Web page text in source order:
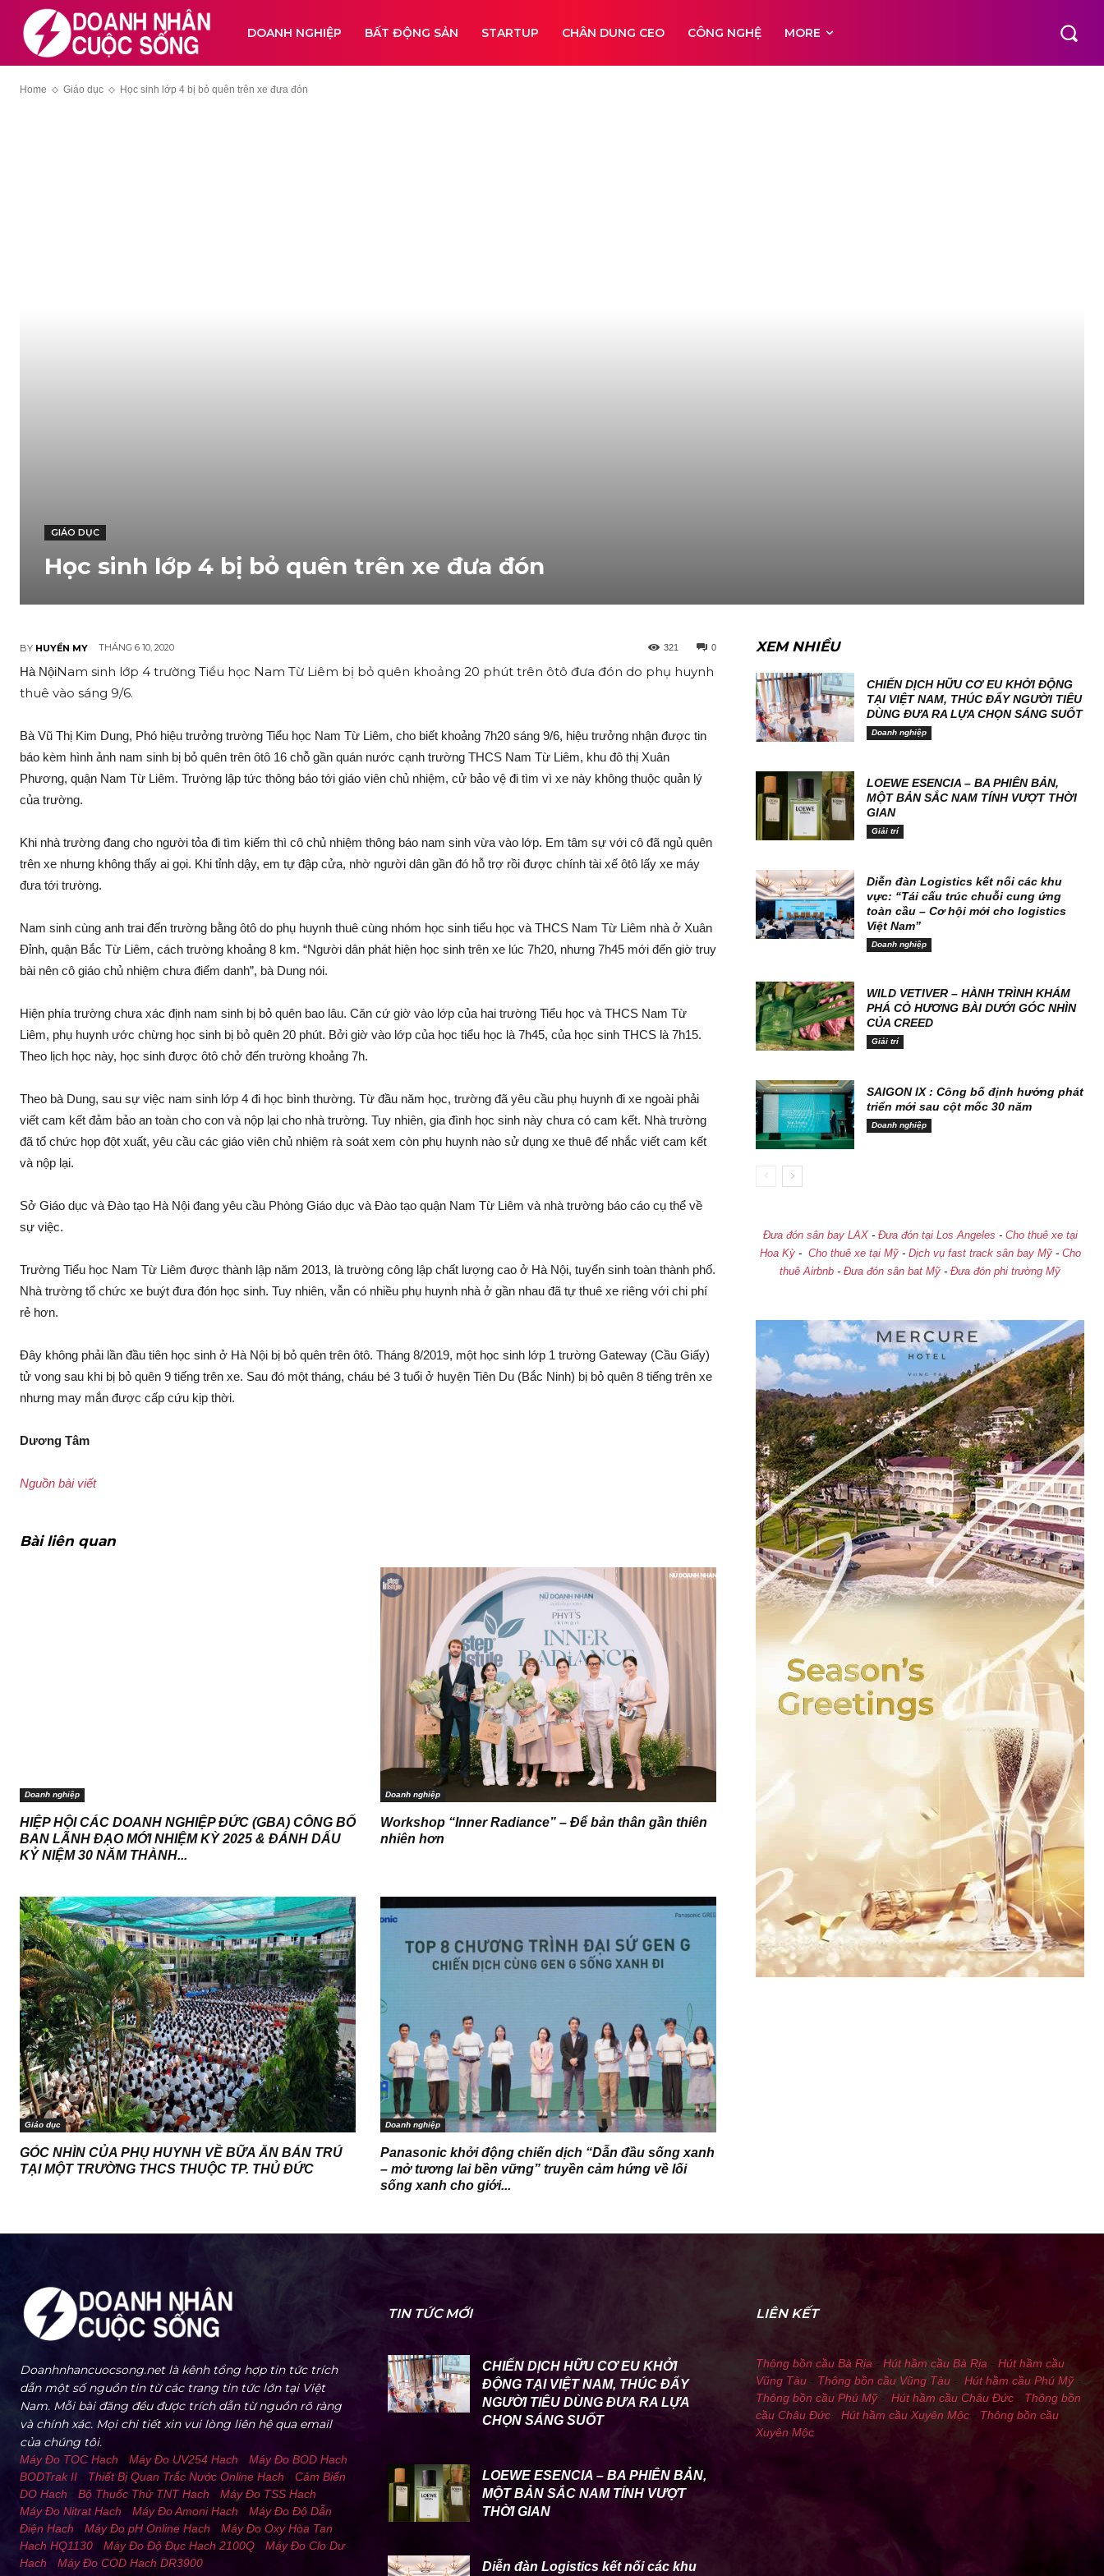
DOANH NGHIỆP BẤT ĐỘNG SẢN STARTUP CHÂN DUNG CEO CÔNG NGHỆ MORE
Home Giáo dục Học sinh lớp 4 bị bỏ quên trên xe đưa đón
GIÁO DỤC
Học sinh lớp 4 bị bỏ quên trên xe đưa đón
BY HUYỀN MY THÁNG 6 10, 2020 0
321
Hà NộiNam sinh lớp 4 trường Tiểu học Nam Từ Liêm bị bỏ quên khoảng 20 phút trên ôtô đưa đón do phụ huynh
thuê vào sáng 9/6.
Bà Vũ Thị Kim Dung, Phó hiệu trưởng trường Tiểu học Nam Từ Liêm, cho biết khoảng 7h20 sáng 9/6, hiệu trưởng nhận được tin
báo kèm hình ảnh nam sinh bị bỏ quên trên ôtô 16 chỗ gần quán nước cạnh trường THCS Nam Từ Liêm, khu đô thị Xuân
Phương, quận Nam Từ Liêm. Trường lập tức thông báo tới giáo viên chủ nhiệm, cử bảo vệ đi tìm vì xe này không thuộc quản lý
của trường.
Khi nhà trường đang cho người tỏa đi tìm kiếm thì cô chủ nhiệm thông báo nam sinh vừa vào lớp. Em tâm sự với cô đã ngủ quên
trên xe nhưng không thấy ai gọi. Khi tỉnh dậy, em tự đập cửa, nhờ người dân gần đó hỗ trợ rồi được chính tài xế ôtô lấy xe máy
đưa tới trường.
Nam sinh cùng anh trai đến trường bằng ôtô do phụ huynh thuê cùng nhóm học sinh tiểu học và THCS Nam Từ Liêm nhà ở Xuân
Đỉnh, quận Bắc Từ Liêm, cách trường khoảng 8 km. “Người dân phát hiện học sinh trên xe lúc 7h20, nhưng 7h45 mới đến giờ truy
bài nên cô giáo chủ nhiệm chưa điểm danh”, bà Dung nói.
Hiện phía trường chưa xác định nam sinh bị bỏ quên bao lâu. Căn cứ giờ vào lớp của hai trường Tiểu học và THCS Nam Từ
Liêm, phụ huynh ước chừng học sinh bị bỏ quên 20 phút. Bởi giờ vào lớp của học tiểu học là 7h45, của học sinh THCS là 7h15.
Theo lịch học này, học sinh được ôtô chở đến trường khoảng 7h.
Theo bà Dung, sau sự việc nam sinh lớp 4 đi học bình thường. Từ đầu năm học, trường đã yêu cầu phụ huynh đi xe ngoài phải
viết cam kết đảm bảo an toàn cho con và nộp lại cho nhà trường. Tuy nhiên, gia đình học sinh này chưa có cam kết. Nhà trường
đã tổ chức họp đột xuất, yêu cầu các giáo viên chủ nhiệm rà soát xem còn phụ huynh nào sử dụng xe thuê để nhắc viết cam kết
và nộp lại.
Sở Giáo dục và Đào tạo Hà Nội đang yêu cầu Phòng Giáo dục và Đào tạo quận Nam Từ Liêm và nhà trường báo cáo cụ thể về
sự việc.
Trường Tiểu học Nam Từ Liêm được thành lập năm 2013, là trường công lập chất lượng cao ở Hà Nội, tuyển sinh toàn thành phố.
Nhà trường tổ chức xe buýt đưa đón học sinh. Tuy nhiên, vẫn có nhiều phụ huynh nhà ở gần nhau đã tự thuê xe riêng với chi phí
rẻ hơn.
Đây không phải lần đầu tiên học sinh ở Hà Nội bị bỏ quên trên ôtô. Tháng 8/2019, một học sinh lớp 1 trường Gateway (Cầu Giấy)
tử vong sau khi bị bỏ quên 9 tiếng trên xe. Sau đó một tháng, cháu bé 3 tuổi ở huyện Tiên Du (Bắc Ninh) bị bỏ quên 8 tiếng trên xe
nhưng may mắn được cấp cứu kịp thời.
Dương Tâm
Nguồn bài viết
Bài liên quan
Doanh nghiệp
HIỆP HỘI CÁC DOANH NGHIỆP ĐỨC (GBA) CÔNG BỐ
BAN LÃNH ĐẠO MỚI NHIỆM KỲ 2025 & ĐÁNH DẤU
KỶ NIỆM 30 NĂM THÀNH...
Doanh nghiệp
Workshop “Inner Radiance” – Để bản thân gần thiên
nhiên hơn
Giáo dục
GÓC NHÌN CỦA PHỤ HUYNH VỀ BỮA ĂN BÁN TRÚ
TẠI MỘT TRƯỜNG THCS THUỘC TP. THỦ ĐỨC
Doanh nghiệp
Panasonic khởi động chiến dịch “Dẫn đầu sống xanh
– mở tương lai bền vững” truyền cảm hứng về lối
sống xanh cho giới...
XEM NHIỀU
CHIẾN DỊCH HỮU CƠ EU KHỞI ĐỘNG
TẠI VIỆT NAM, THÚC ĐẨY NGƯỜI TIÊU
DÙNG ĐƯA RA LỰA CHỌN SÁNG SUỐT
Doanh nghiệp
LOEWE ESENCIA – BA PHIÊN BẢN,
MỘT BẢN SẮC NAM TÍNH VƯỢT THỜI
GIAN
Giải trí
Diễn đàn Logistics kết nối các khu
vực: “Tái cấu trúc chuỗi cung ứng
toàn cầu – Cơ hội mới cho logistics
Việt Nam”
Doanh nghiệp
WILD VETIVER – HÀNH TRÌNH KHÁM
PHÁ CỎ HƯƠNG BÀI DƯỚI GÓC NHÌN
CỦA CREED
Giải trí
SAIGON IX : Công bố định hướng phát
triển mới sau cột mốc 30 năm
Doanh nghiệp
Đưa đón sân bay LAX - Đưa đón tại Los Angeles - Cho thuê xe tại
Hoa Kỳ- Cho thuê xe tại Mỹ- Dịch vụ fast track sân bay Mỹ- Cho
thuê Airbnb - Đưa đón sân bat Mỹ - Đưa đón phi trường Mỹ
Doanhnhancuocsong.net là kênh tổng hợp tin tức trích
dẫn một số nguồn tin từ các trang tin tức lớn tại Việt
Nam. Mỗi bài đăng đều được trích dẫn từ nguồn rõ ràng
và chính xác. Mọi chi tiết xin vui lòng liên hệ qua email
của chúng tôi.
Máy Đo TOC Hach Máy Đo UV254 Hach - Máy Đo BOD Hach
BODTrak II - Thiết Bị Quan Trắc Nước Online Hach - Cảm Biến
DO Hach - Bộ Thuốc Thử TNT Hach - Máy Đo TSS Hach
Máy Đo Nitrat Hach - Máy Đo Amoni Hach
Máy Đo Độ Dẫn
Điện Hach - Máy Đo pH Online Hach
Máy Đo Oxy Hòa Tan
Hach HQ1130 - Máy Đo Độ Đục Hach 2100Q
Máy Đo Clo Dư
Hach - Máy Đo COD Hach DR3900
TIN TỨC MỚI
CHIẾN DỊCH HỮU CƠ EU KHỞI
ĐỘNG TẠI VIỆT NAM, THÚC ĐẨY
NGƯỜI TIÊU DÙNG ĐƯA RA LỰA
CHỌN SÁNG SUỐT
LOEWE ESENCIA – BA PHIÊN BẢN,
MỘT BẢN SẮC NAM TÍNH VƯỢT
THỜI GIAN
Diễn đàn Logistics kết nối các khu
LIÊN KẾT
Thông bồn cầu Bà Rịa - Hút hầm cầu Bà Rịa - Hút hầm cầu
Vũng Tàu - Thông bồn cầu Vũng Tàu - Hút hầm cầu Phú Mỹ-
Thông bồn cầu Phú Mỹ- Hút hầm cầu Châu Đức - Thông bồn
cầu Châu Đức- Hút hầm cầu Xuyên Mộc - Thông bồn cầu
Xuyên Mộc